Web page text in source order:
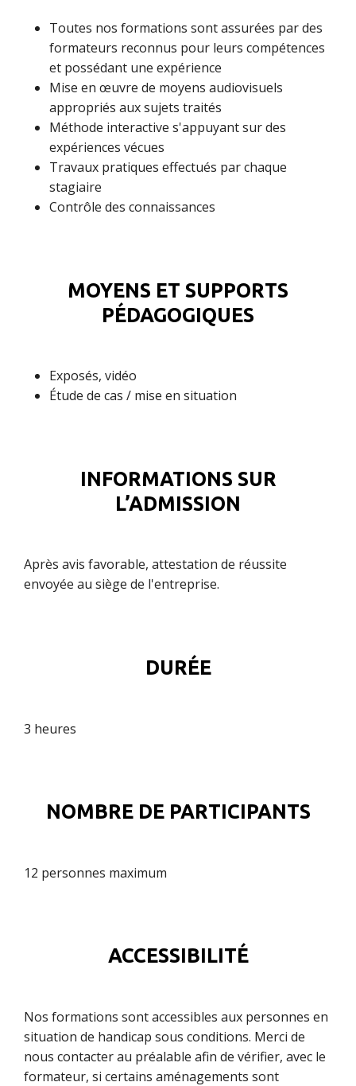
Toutes nos formations sont assurées par des
formateurs reconnus pour leurs compétences
et possédant une expérience
Mise en œuvre de moyens audiovisuels
appropriés aux sujets traités
Méthode interactive s'appuyant sur des
expériences vécues
Travaux pratiques effectués par chaque
stagiaire
Contrôle des connaissances
MOYENS ET SUPPORTS
PÉDAGOGIQUES
Exposés, vidéo
Étude de cas / mise en situation
INFORMATIONS SUR
L’ADMISSION
Après avis favorable, attestation de réussite
envoyée au siège de l'entreprise.
DURÉE
3 heures
NOMBRE DE PARTICIPANTS
12 personnes maximum
ACCESSIBILITÉ
Nos formations sont accessibles aux personnes en
situation de handicap sous conditions. Merci de
nous contacter au préalable afin de vérifier, avec le
formateur, si certains aménagements sont